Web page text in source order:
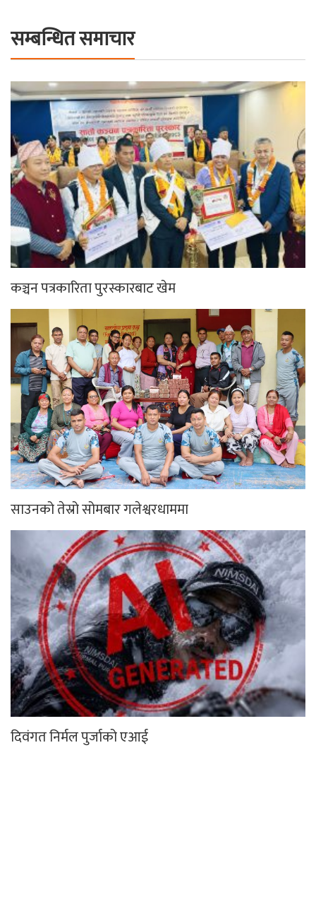
सम्बन्धित समाचार
कञ्चन पत्रकारिता पुरस्कारबाट खेम
साउनको तेस्रो सोमबार गलेश्वरधाममा
दिवंगत निर्मल पुर्जाको एआई